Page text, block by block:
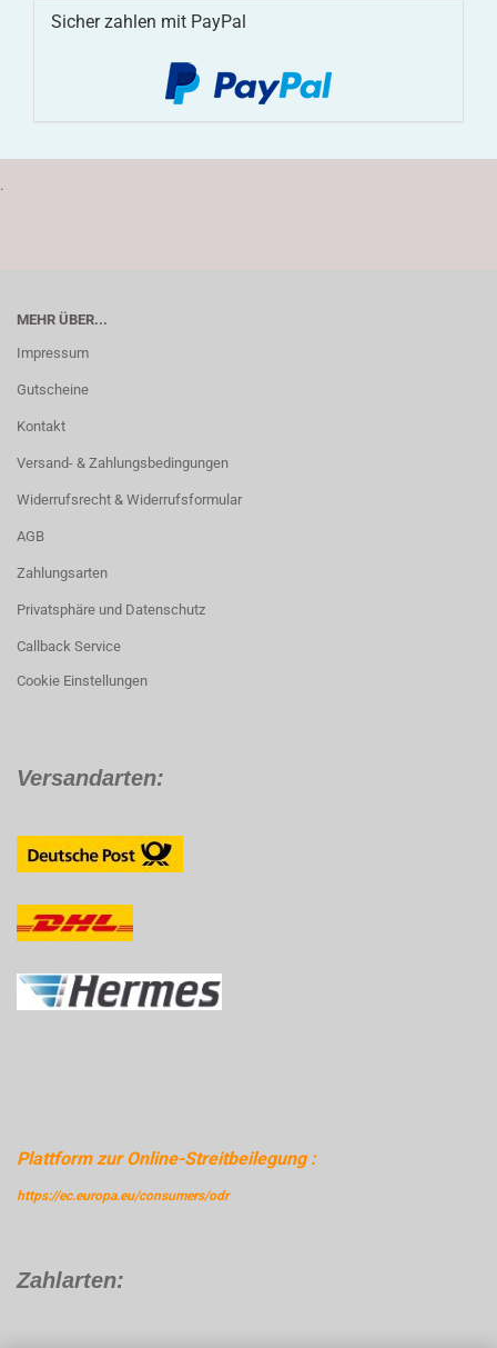
Sicher zahlen mit PayPal
.
MEHR ÜBER...
Impressum
Gutscheine
Kontakt
Versand- & Zahlungsbedingungen
Widerrufsrecht & Widerrufsformular
AGB
Zahlungsarten
Privatsphäre und Datenschutz
Callback Service
Cookie Einstellungen
Versandarten:
Plattform zur Online-Streitbeilegung :
https://ec.europa.eu/consumers/odr
Zahlarten: